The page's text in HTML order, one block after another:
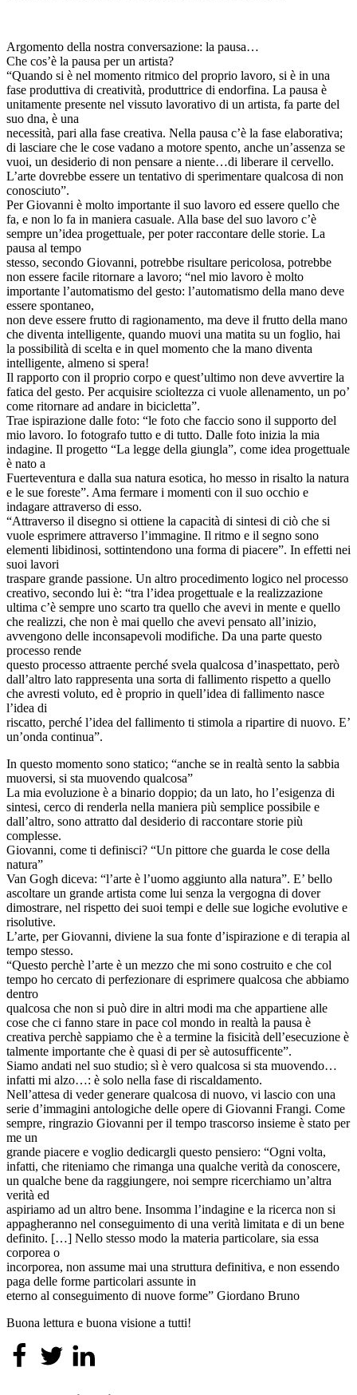
Argomento della nostra conversazione: la pausa…
Che cos’è la pausa per un artista?
“Quando si è nel momento ritmico del proprio lavoro, si è in una
fase produttiva di creatività, produttrice di endorfina. La pausa è
unitamente presente nel vissuto lavorativo di un artista, fa parte del
suo dna, è una
necessità, pari alla fase creativa. Nella pausa c’è la fase elaborativa;
di lasciare che le cose vadano a motore spento, anche un’assenza se
vuoi, un desiderio di non pensare a niente…di liberare il cervello.
L’arte dovrebbe essere un tentativo di sperimentare qualcosa di non
conosciuto”.
Per Giovanni è molto importante il suo lavoro ed essere quello che
fa, e non lo fa in maniera casuale. Alla base del suo lavoro c’è
sempre un’idea progettuale, per poter raccontare delle storie. La
pausa al tempo
stesso, secondo Giovanni, potrebbe risultare pericolosa, potrebbe
non essere facile ritornare a lavoro; “nel mio lavoro è molto
importante l’automatismo del gesto: l’automatismo della mano deve
essere spontaneo,
non deve essere frutto di ragionamento, ma deve il frutto della mano
che diventa intelligente, quando muovi una matita su un foglio, hai
la possibilità di scelta e in quel momento che la mano diventa
intelligente, almeno si spera!
Il rapporto con il proprio corpo e quest’ultimo non deve avvertire la
fatica del gesto. Per acquisire scioltezza ci vuole allenamento, un po’
come ritornare ad andare in bicicletta”.
Trae ispirazione dalle foto: “le foto che faccio sono il supporto del
mio lavoro. Io fotografo tutto e di tutto. Dalle foto inizia la mia
indagine. Il progetto “La legge della giungla”, come idea progettuale
è nato a
Fuerteventura e dalla sua natura esotica, ho messo in risalto la natura
e le sue foreste”. Ama fermare i momenti con il suo occhio e
indagare attraverso di esso.
“Attraverso il disegno si ottiene la capacità di sintesi di ciò che si
vuole esprimere attraverso l’immagine. Il ritmo e il segno sono
elementi libidinosi, sottintendono una forma di piacere”. In effetti nei
suoi lavori
traspare grande passione. Un altro procedimento logico nel processo
creativo, secondo lui è: “tra l’idea progettuale e la realizzazione
ultima c’è sempre uno scarto tra quello che avevi in mente e quello
che realizzi, che non è mai quello che avevi pensato all’inizio,
avvengono delle inconsapevoli modifiche. Da una parte questo
processo rende
questo processo attraente perché svela qualcosa d’inaspettato, però
dall’altro lato rappresenta una sorta di fallimento rispetto a quello
che avresti voluto, ed è proprio in quell’idea di fallimento nasce
l’idea di
riscatto, perché l’idea del fallimento ti stimola a ripartire di nuovo. E’
un’onda continua”.
In questo momento sono statico; “anche se in realtà sento la sabbia
muoversi, si sta muovendo qualcosa”
La mia evoluzione è a binario doppio; da un lato, ho l’esigenza di
sintesi, cerco di renderla nella maniera più semplice possibile e
dall’altro, sono attratto dal desiderio di raccontare storie più
complesse.
Giovanni, come ti definisci? “Un pittore che guarda le cose della
natura”
Van Gogh diceva: “l’arte è l’uomo aggiunto alla natura”. E’ bello
ascoltare un grande artista come lui senza la vergogna di dover
dimostrare, nel rispetto dei suoi tempi e delle sue logiche evolutive e
risolutive.
L’arte, per Giovanni, diviene la sua fonte d’ispirazione e di terapia al
tempo stesso.
“Questo perchè l’arte è un mezzo che mi sono costruito e che col
tempo ho cercato di perfezionare di esprimere qualcosa che abbiamo
dentro
qualcosa che non si può dire in altri modi ma che appartiene alle
cose che ci fanno stare in pace col mondo in realtà la pausa è
creativa perchè sappiamo che è a termine la fisicità dell’esecuzione è
talmente importante che è quasi di per sè autosufficente”.
Siamo andati nel suo studio; sì è vero qualcosa si sta muovendo…
infatti mi alzo…: è solo nella fase di riscaldamento.
Nell’attesa di veder generare qualcosa di nuovo, vi lascio con una
serie d’immagini antologiche delle opere di Giovanni Frangi. Come
sempre, ringrazio Giovanni per il tempo trascorso insieme è stato per
me un
grande piacere e voglio dedicargli questo pensiero: “Ogni volta,
infatti, che riteniamo che rimanga una qualche verità da conoscere,
un qualche bene da raggiungere, noi sempre ricerchiamo un’altra
verità ed
aspiriamo ad un altro bene. Insomma l’indagine e la ricerca non si
appagheranno nel conseguimento di una verità limitata e di un bene
definito. […] Nello stesso modo la materia particolare, sia essa
corporea o
incorporea, non assume mai una struttura definitiva, e non essendo
paga delle forme particolari assunte in
eterno al conseguimento di nuove forme” Giordano Bruno
Buona lettura e buona visione a tutti!